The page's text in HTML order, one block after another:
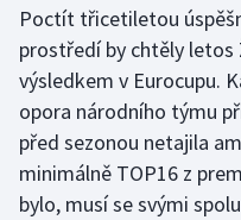
Házená
Jezdectví
Judo
Krasobruslení
Poctít třicetiletou
prostředí by chtěly letos
výsledkem v Eurocupu.
opora národního týmu
před sezonou netajila
minimálně TOP16 z
bylo, musí se svými